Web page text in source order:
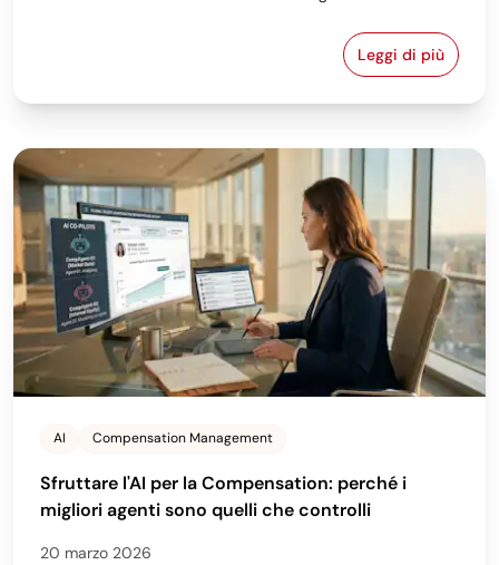
Leggi di piùI 10 esempi
AI Compensation Management
Sfruttare l'AI per la Compensation: perché i
migliori agenti sono quelli che controlli
20 marzo 2026